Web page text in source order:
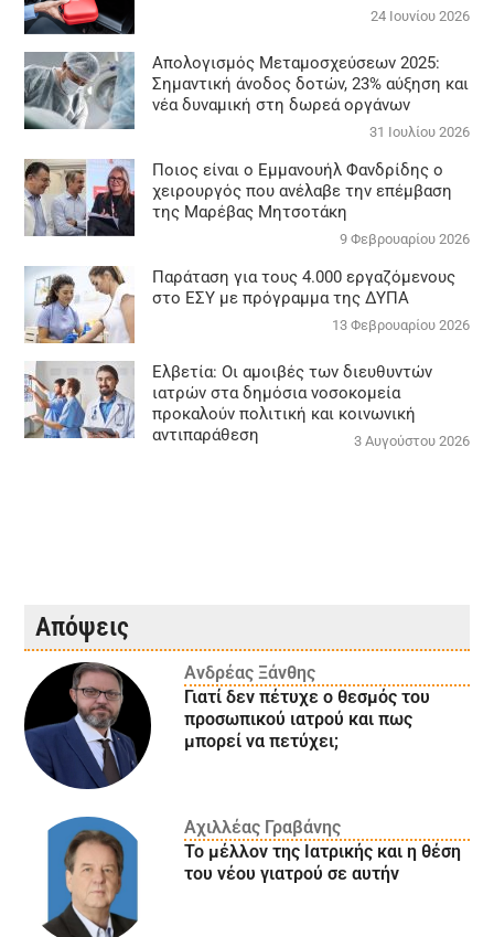
24 Ιουνίου 2026
Απολογισμός Μεταμοσχεύσεων 2025:
Σημαντική άνοδος δοτών, 23% αύξηση και
νέα δυναμική στη δωρεά οργάνων
31 Ιουλίου 2026
Ποιος είναι ο Εμμανουήλ Φανδρίδης ο
χειρουργός που ανέλαβε την επέμβαση
της Μαρέβας Μητσοτάκη
9 Φεβρουαρίου 2026
Παράταση για τους 4.000 εργαζόμενους
στο ΕΣΥ με πρόγραμμα της ΔΥΠΑ
13 Φεβρουαρίου 2026
Ελβετία: Οι αμοιβές των διευθυντών
ιατρών στα δημόσια νοσοκομεία
προκαλούν πολιτική και κοινωνική
αντιπαράθεση
3 Αυγούστου 2026
Απόψεις
Ανδρέας Ξάνθης
Γιατί δεν πέτυχε ο θεσμός του
προσωπικού ιατρού και πως
μπορεί να πετύχει;
Αχιλλέας Γραβάνης
Το μέλλον της Ιατρικής και η θέση
του νέου γιατρού σε αυτήν